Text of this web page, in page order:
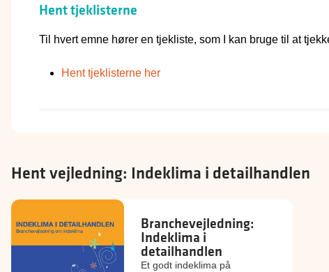
Hent tjeklisterne
Til hvert emne hører en tjekliste, som I kan bruge til at
Hent tjeklisterne her
Hent vejledning: Indeklima i detailhandlen
Branchevejledning:
Indeklima i
detailhandlen
Et godt indeklima på